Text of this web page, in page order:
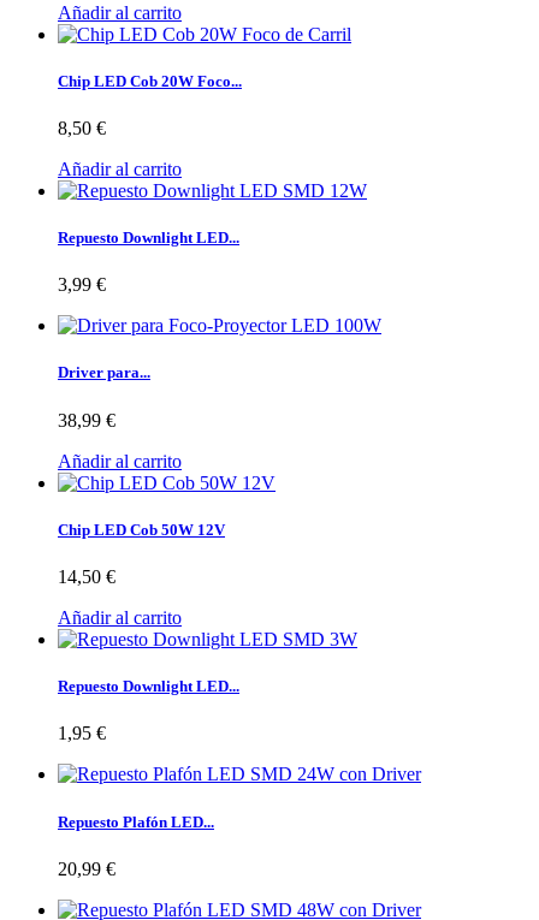
Añadir al carrito
Chip LED Cob 20W Foco...
8,50 €
Añadir al carrito
Repuesto Downlight LED...
3,99 €
Driver para...
38,99 €
Añadir al carrito
Chip LED Cob 50W 12V
14,50 €
Añadir al carrito
Repuesto Downlight LED...
1,95 €
Repuesto Plafón LED...
20,99 €